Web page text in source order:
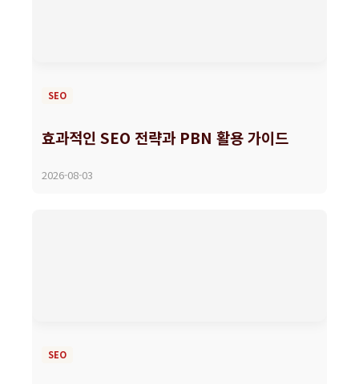
SEO
효과적인 SEO 전략과 PBN 활용 가이드
2026-08-03
SEO